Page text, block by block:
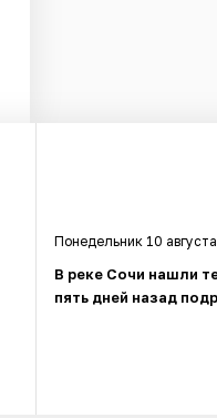
Понедельник 10
В реке Сочи нашли
пять дней назад